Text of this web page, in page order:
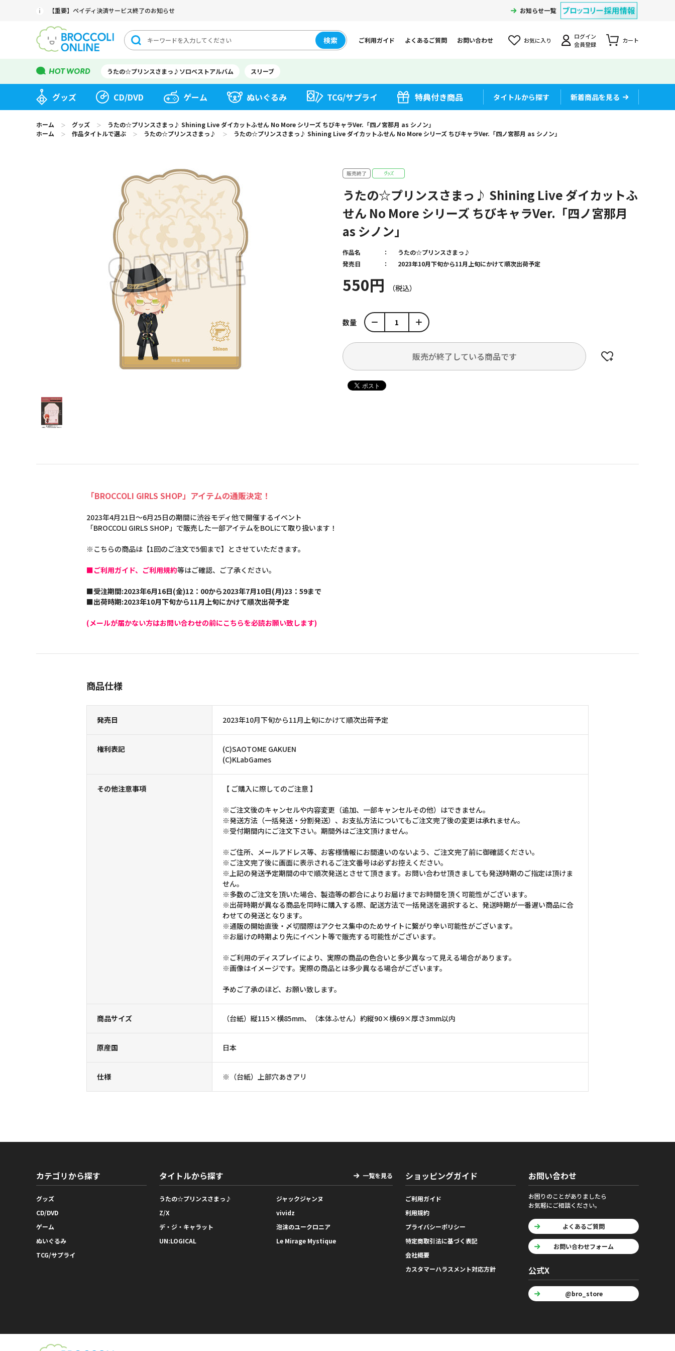
【重要】ペイディ決済サービス終了のお知らせ お知らせ一覧
検索 ご利用ガイド よくあるご質問 お問い合わせ お気に入り
ログイン
会員登録
カート
うたの☆プリンスさまっ♪ソロベストアルバム スリーブ
グッズ CD/DVD ゲーム ぬいぐるみ TCG/サプライ 特典付き商品 タイトルから探す 新着商品を見る
ホーム ＞ グッズ ＞
うたの☆プリンスさまっ♪ Shining Live ダイカットふせん No More シリーズ ちびキャラVer.「四ノ宮那月 as シノン」
ホーム
＞ 作品タイトルで選ぶ ＞ うたの☆プリンスさまっ♪ ＞ うたの☆プリンスさまっ♪ Shining Live ダイカットふせん No More シリーズ ちびキャラVer.「四ノ宮那月 as シノン」
うたの☆プリンスさまっ♪ Shining Live ダイカットふ
せん No More シリーズ ちびキャラVer.「四ノ宮那月
as シノン」
550円
作品名
うたの☆プリンスさまっ♪
発売日
2023年10月下旬から11月上旬にかけて順次出荷予定
数量
販売が終了している商品です
「BROCCOLI GIRLS SHOP」アイテムの通販決定！
2023年4月21日～6月25日の期間に渋谷モディ他で開催するイベント
「BROCCOLI GIRLS SHOP」で販売した一部アイテムをBOLにて取り扱います！
※こちらの商品は【1回のご注文で5個まで】とさせていただきます。
■ご利用ガイド、ご利用規約等はご確認、ご了承ください。
■受注期間:2023年6月16日(金)12：00から2023年7月10日(月)23：59まで
■出荷時期:2023年10月下旬から11月上旬にかけて順次出荷予定
(メールが届かない方はお問い合わせの前にこちらを必読お願い致します)
商品仕様
発売日 2023年10月下旬から11月上旬にかけて順次出荷予定
権利表記
(C)SAOTOME GAKUEN
(C)KLabGames
その他注意事項 【 ご購入に際してのご注意 】
※ご注文後のキャンセルや内容変更（追加、一部キャンセルその他）はできません。
※発送方法（一括発送・分割発送）、お支払方法についてもご注文完了後の変更は承れません。
※受付期間内にご注文下さい。期間外はご注文頂けません。
※ご住所、メールアドレス等、お客様情報にお間違いのないよう、ご注文完了前に御確認ください。
※ご注文完了後に画面に表示されるご注文番号は必ずお控えください。
※上記の発送予定期間の中で順次発送とさせて頂きます。お問い合わせ頂きましても発送時期のご指定は頂けま
せん。
※多数のご注文を頂いた場合、製造等の都合によりお届けまでお時間を頂く可能性がございます。
※出荷時期が異なる商品を同時に購入する際、配送方法で一括発送を選択すると、発送時期が一番遅い商品に合
わせての発送となります。
※通販の開始直後・〆切間際はアクセス集中のためサイトに繋がり辛い可能性がございます。
※お届けの時期より先にイベント等で販売する可能性がございます。
※ご利用のディスプレイにより、実際の商品の色合いと多少異なって見える場合があります。
※画像はイメージです。実際の商品とは多少異なる場合がございます。
予めご了承のほど、お願い致します。
商品サイズ （台紙）縦115×横85mm、（本体ふせん）約縦90×横69×厚さ3mm以内
原産国 日本
仕様 ※（台紙）上部穴あきアリ
カテゴリから探す
グッズ
CD/DVD
ゲーム
ぬいぐるみ
TCG/サプライ
タイトルから探す 一覧を見る
うたの☆プリンスさまっ♪
ジャックジャンヌ
Z/X
vividz
デ・ジ・キャラット
泡沫のユークロニア
UN:LOGICAL
Le Mirage Mystique
ショッピングガイド
ご利用ガイド
利用規約
プライバシーポリシー
特定商取引法に基づく表記
会社概要
カスタマーハラスメント対応方針
お問い合わせ
お困りのことがありましたら
お気軽にご相談ください。
よくあるご質問
お問い合わせフォーム
公式X
@bro_store